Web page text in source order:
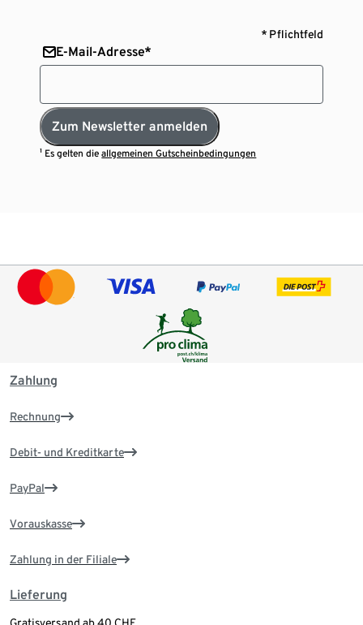
* Pflichtfeld
E-Mail-Adresse*
Zum Newsletter anmelden
¹ Es gelten dieallgemeinen Gutscheinbedingungen
Zahlung
Rechnung
Debit- und Kreditkarte
PayPal
Vorauskasse
Zahlung in der Filiale
Lieferung
Gratisversand ab 40 CHF